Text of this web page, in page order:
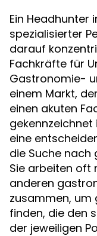
Ein Headhunter
spezialisierter
darauf
Fachkräfte für
Gastronomie-
einem Markt,
einen akuten
eine
die Suche nach
Sie arbeiten oft
anderen
zusammen, um
finden, die den
der jeweiligen